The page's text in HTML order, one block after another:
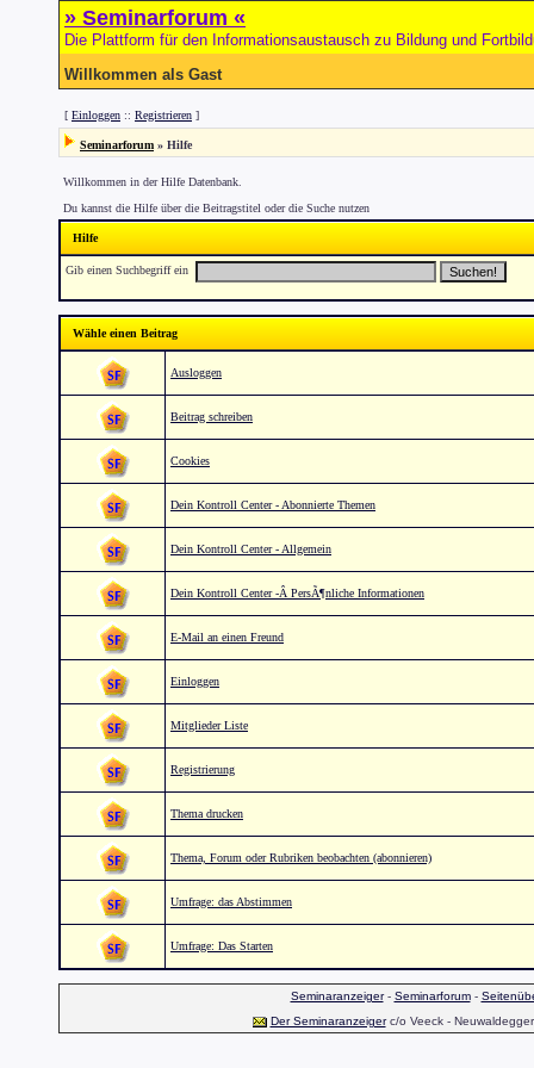
» Seminarforum «
Die Plattform für den Informationsaustausch zu Bildung und
Willkommen als Gast
[ Einloggen :: Registrieren ]
Seminarforum » Hilfe
Willkommen in der Hilfe Datenbank.
Du kannst die Hilfe über die Beitragstitel oder die Suche nutzen
Hilfe
Gib einen Suchbegriff ein
Wähle einen Beitrag
Ausloggen
Beitrag schreiben
Cookies
Dein Kontroll Center - Abonnierte Themen
Dein Kontroll Center - Allgemein
Dein Kontroll Center -Â PersÃ¶nliche Informationen
E-Mail an einen Freund
Einloggen
Mitglieder Liste
Registrierung
Thema drucken
Thema, Forum oder Rubriken beobachten (abonnieren)
Umfrage: das Abstimmen
Umfrage: Das Starten
Seminaranzeiger- Seminarforum-
Der Seminaranzeigerc/o Veeck -